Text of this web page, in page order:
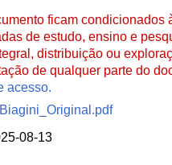
ficam
de estudo, ensino e
distribuição ou
de qualquer parte do
acesso.
08-13